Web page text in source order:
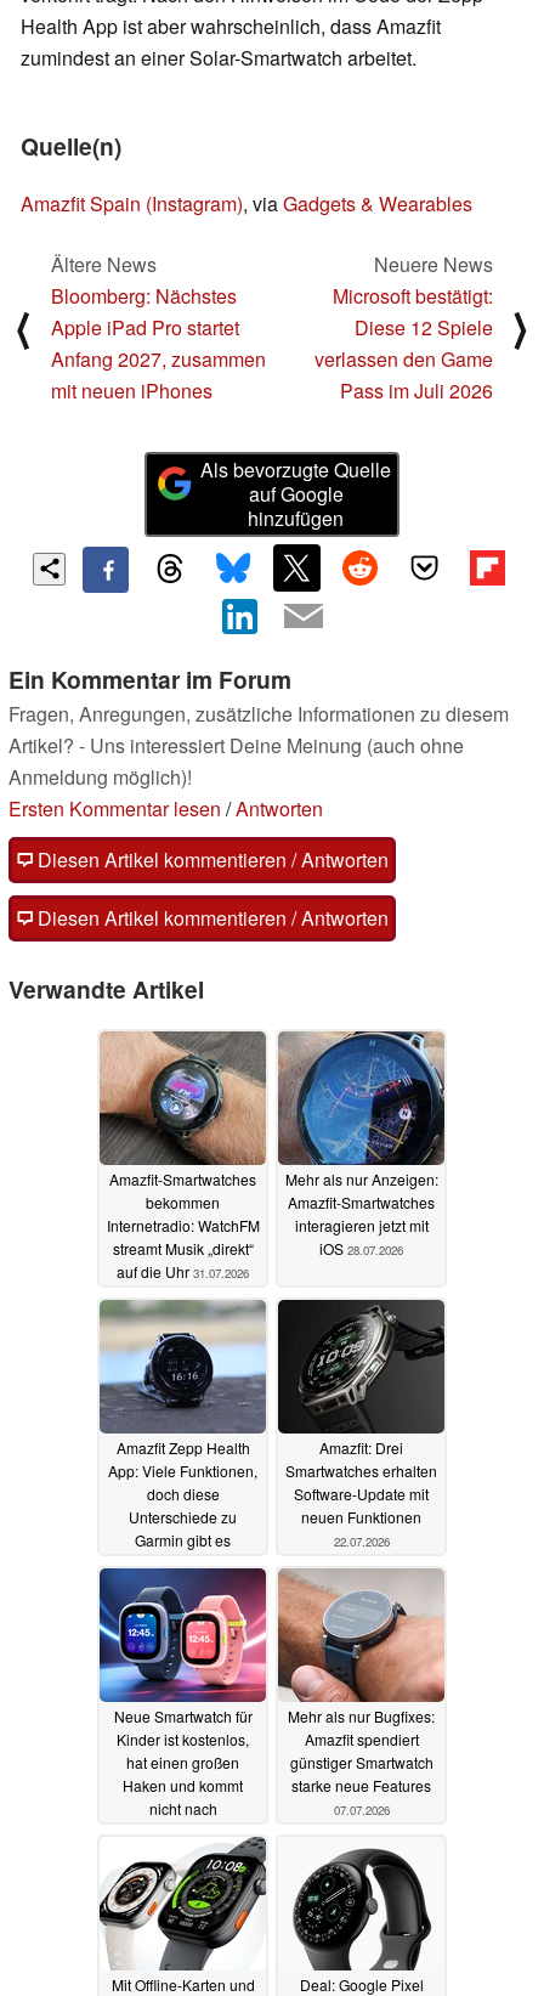
Health App ist aber wahrscheinlich, dass Amazfit
zumindest an einer Solar-Smartwatch arbeitet.
Quelle(n)
Amazfit Spain (Instagram), viaGadgets & Wearables
⟨
Ältere News
Bloomberg: Nächstes
Apple iPad Pro startet
Anfang 2027, zusammen
mit neuen iPhones
Neuere News
Microsoft bestätigt:
Diese 12 Spiele
verlassen den Game
Pass im Juli 2026
⟩
Als bevorzugte Quelle
auf Google
hinzufügen
Ein Kommentar im Forum
Fragen, Anregungen, zusätzliche Informationen zu diesem
Artikel? - Uns interessiert Deine Meinung (auch ohne
Anmeldung möglich)!
Ersten Kommentar lesen /Antworten
Diesen Artikel kommentieren / Antworten
Diesen Artikel kommentieren / Antworten
Verwandte Artikel
Amazfit-Smartwatches
bekommen
Internetradio: WatchFM
streamt Musik „direkt“
auf die Uhr 31.07.2026
Mehr als nur Anzeigen:
Amazfit-Smartwatches
interagieren jetzt mit
iOS 28.07.2026
Amazfit Zepp Health
App: Viele Funktionen,
doch diese
Unterschiede zu
Garmin gibt es
26.07.2026
Amazfit: Drei
Smartwatches erhalten
Software-Update mit
neuen Funktionen
22.07.2026
Neue Smartwatch für
Kinder ist kostenlos,
hat einen großen
Haken und kommt
nicht nach
14.07.2026
Mehr als nur Bugfixes:
Amazfit spendiert
günstiger Smartwatch
starke neue Features
07.07.2026
Mit Offline-Karten und
Deal: Google Pixel